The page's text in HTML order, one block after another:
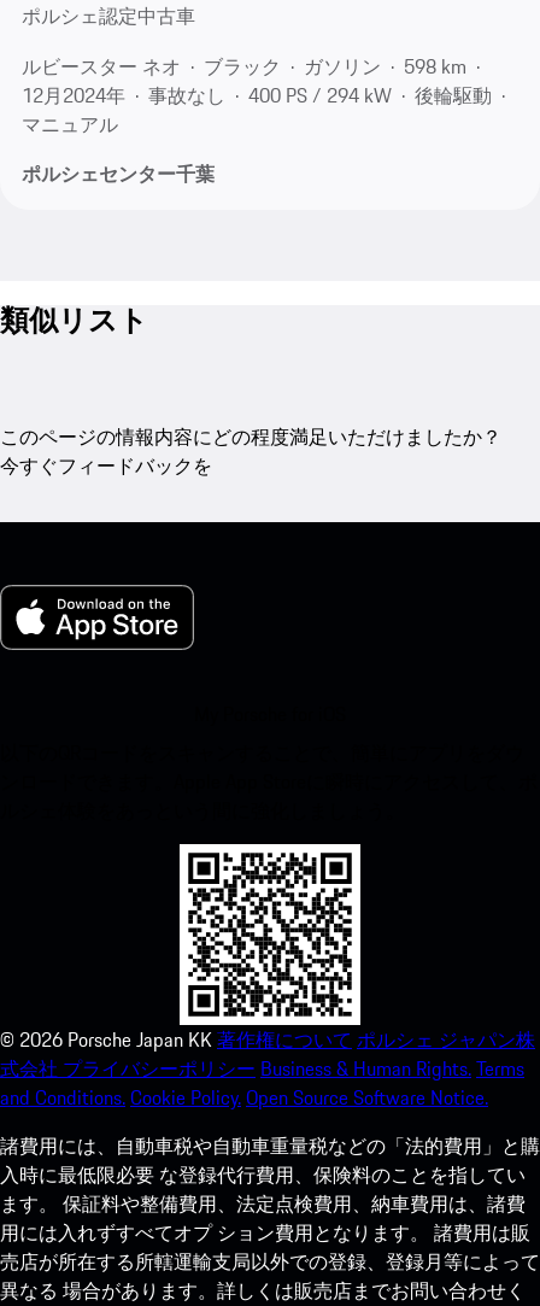
ポルシェ認定中古車
ルビースター ネオ
ブラック ガソリン
598 km
12月​2024年
事故なし 400 PS / 294 kW
後輪駆動
マニュアル
ポルシェセンター千葉
類似リスト
このページの情報内容にどの程度満足いただけましたか？
今すぐフィードバックを
© 2026 Porsche Japan KK著作権について ポルシェ ジャパン株
式会社 プライバシーポリシー Business & Human Rights.Terms
and Conditions.Cookie Policy.Open Source Software Notice.
諸費用には、自動車税や自動車重量税などの「法的費用」と購
入時に最低限必要 な登録代行費用、保険料のことを指してい
ます。 保証料や整備費用、法定点検費用、納車費用は、諸費
用には入れずすべてオプ ション費用となります。 諸費用は販
売店が所在する所轄運輸支局以外での登録、登録月等によって
異なる 場合があります。詳しくは販売店までお問い合わせく